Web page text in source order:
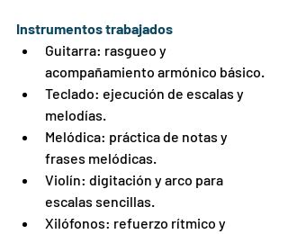
Instrumentos trabajados
Guitarra: rasgueo y
acompañamiento armónico básico.
Teclado: ejecución de escalas y
melodías.
Melódica: práctica de notas y
frases melódicas.
Violín: digitación y arco para
escalas sencillas.
Xilófonos: refuerzo rítmico y